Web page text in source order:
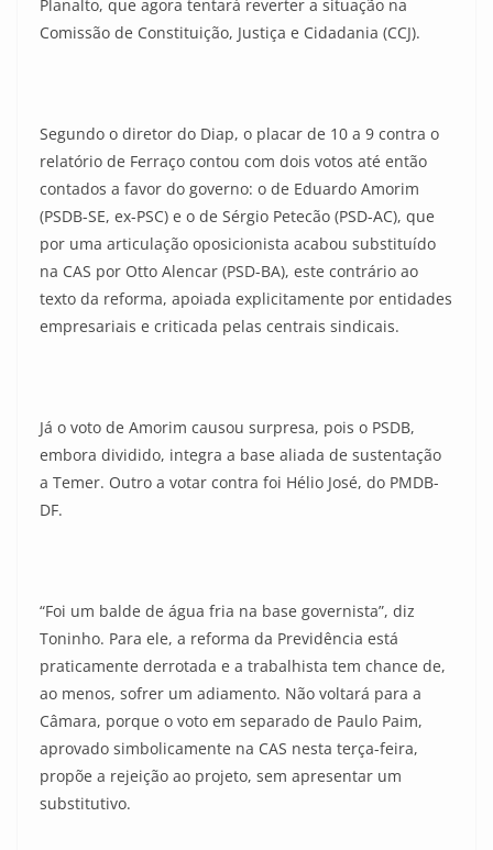
Planalto, que agora tentará reverter a situação na
Comissão de Constituição, Justiça e Cidadania (CCJ).
Segundo o diretor do Diap, o placar de 10 a 9 contra o
relatório de Ferraço contou com dois votos até então
contados a favor do governo: o de Eduardo Amorim
(PSDB-SE, ex-PSC) e o de Sérgio Petecão (PSD-AC), que
por uma articulação oposicionista acabou substituído
na CAS por Otto Alencar (PSD-BA), este contrário ao
texto da reforma, apoiada explicitamente por entidades
empresariais e criticada pelas centrais sindicais.
Já o voto de Amorim causou surpresa, pois o PSDB,
embora dividido, integra a base aliada de sustentação
a Temer. Outro a votar contra foi Hélio José, do PMDB-
DF.
“Foi um balde de água fria na base governista”, diz
Toninho. Para ele, a reforma da Previdência está
praticamente derrotada e a trabalhista tem chance de,
ao menos, sofrer um adiamento. Não voltará para a
Câmara, porque o voto em separado de Paulo Paim,
aprovado simbolicamente na CAS nesta terça-feira,
propõe a rejeição ao projeto, sem apresentar um
substitutivo.